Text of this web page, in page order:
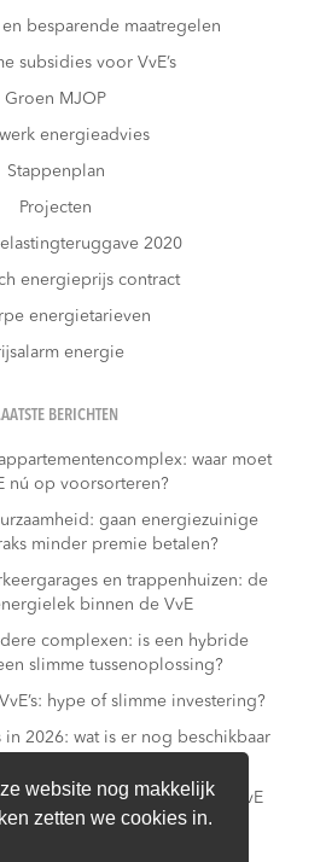
website nog makkelijk
zetten we cookies in.
besparende maatregelen
subsidies voor VvE’s
Groen MJOP
energieadvies
Stappenplan
Projecten
2020
energieprijs contract
energietarieven
energie
BERICHTEN
waar moet
nú op voorsorteren?
gaan energiezuinige
minder premie betalen?
en trappenhuizen: de
binnen de VvE
complexen: is een hybride
slimme tussenoplossing?
hype of slimme investering?
in 2026: wat is er nog beschikbaar
hoe voorkomt een VvE
van de installatie?
is dat realistisch voor een